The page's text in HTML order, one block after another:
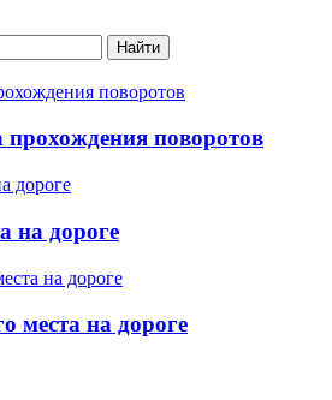
Найти
поворотов
на дороге
места на дороге